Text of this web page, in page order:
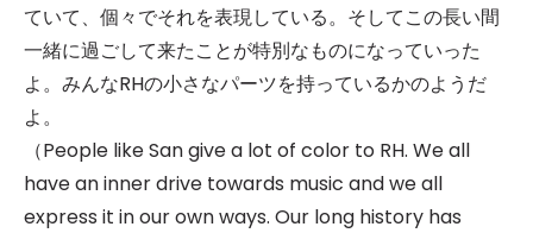
ていて、個々でそれを表現している。そしてこの長い間
一緒に過ごして来たことが特別なものになっていった
よ。みんなRHの小さなパーツを持っているかのようだ
よ。
（People like San give a lot of color to RH. We all
have an inner drive towards music and we all
express it in our own ways. Our long history has